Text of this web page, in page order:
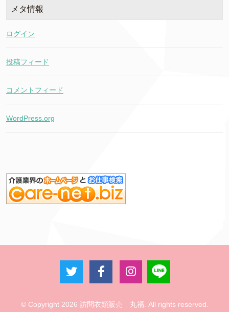
メタ情報
ログイン
投稿フィード
コメントフィード
WordPress.org
© Copyright 2026 訪問衣類販売 丸福. All rights reserved.